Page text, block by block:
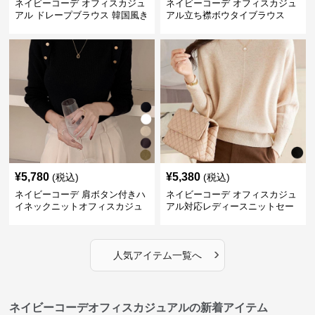
ネイビーコーデ オフィスカジュ
アル ドレープブラウス 韓国風き
ネイビーコーデ オフィスカジュ
アル立ち襟ボウタイブラウス
¥5,780 (税込)
ネイビーコーデ 肩ボタン付きハ
イネックニットオフィスカジュ
¥5,380 (税込)
ネイビーコーデ オフィスカジュ
アル対応レディースニットセー
人気アイテム一覧へ ›
ネイビーコーデオフィスカジュアルの新着アイテム